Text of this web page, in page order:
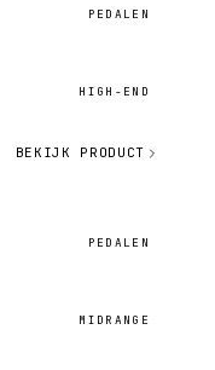
PEDALEN
HIGH-END
BEKIJK PRODUCT
PEDALEN
MIDRANGE